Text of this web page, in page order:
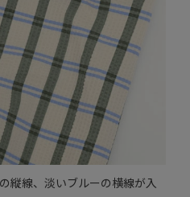
縦線、淡いブルーの横線が入